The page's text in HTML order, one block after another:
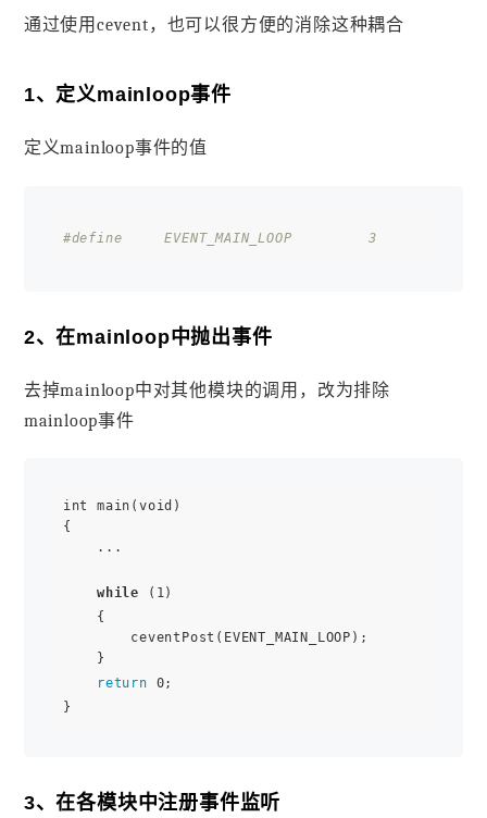
通过使用cevent，也可以很方便的消除这种耦合
1、定义mainloop事件
定义mainloop事件的值
#define     EVENT_MAIN_LOOP         3
2、在mainloop中抛出事件
去掉mainloop中对其他模块的调用，改为排除
mainloop事件
int main(void)
{
...
while (1)
{
ceventPost(EVENT_MAIN_LOOP);
}
return 0;
3、在各模块中注册事件监听